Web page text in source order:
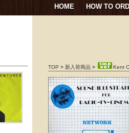
HOME HOW TO
TOP > 新入荷商品 > Kent